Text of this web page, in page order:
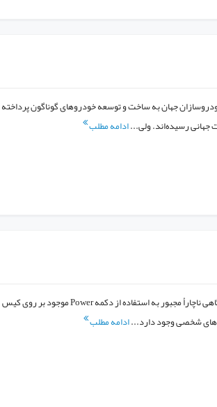
جهان به ساخت و توسعه خودرو‌های گوناگون پرداخته
جهانی رسیده‌اند. ولی...ادامه مطلب
تغییر کاربرد کلید POWER موجود بر روی کیس حتمأ شما نیز گاهی ناچارأ مجبور به استفاده از دکمه Power موجود بر روی کیس
ادامه مطلب